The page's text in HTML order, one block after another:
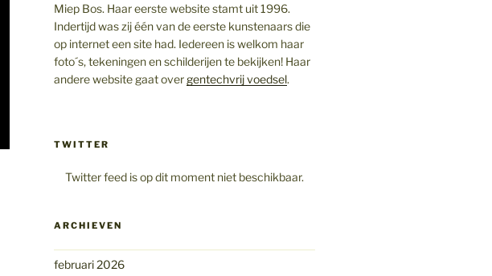
Miep Bos. Haar eerste website stamt uit 1996.
Indertijd was zij één van de eerste kunstenaars die
op internet een site had. Iedereen is welkom haar
foto´s, tekeningen en schilderijen te bekijken! Haar
andere website gaat over gentechvrij voedsel.
TWITTER
Twitter feed is op dit moment niet beschikbaar.
ARCHIEVEN
februari 2026